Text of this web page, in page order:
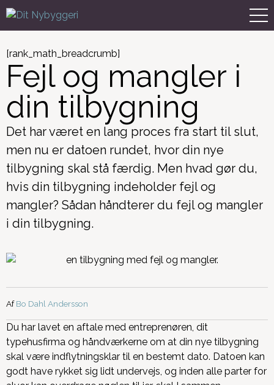
[rank_math_breadcrumb]
Fejl og mangler i
din tilbygning
Det har været en lang proces fra start til slut,
men nu er datoen rundet, hvor din nye
tilbygning skal stå færdig. Men hvad gør du,
hvis din tilbygning indeholder fejl og
mangler? Sådan håndterer du fejl og mangler
i din tilbygning.
AfBo Dahl Andersson
Du har lavet en aftale med entreprenøren, dit
typehusfirma og håndværkerne om at din nye tilbygning
skal være indflytningsklar til en bestemt dato. Datoen kan
godt have rykket sig lidt undervejs, og inden alle parter for